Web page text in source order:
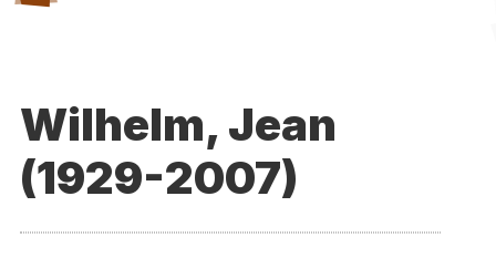
Wilhelm, Jean
(1929-2007)